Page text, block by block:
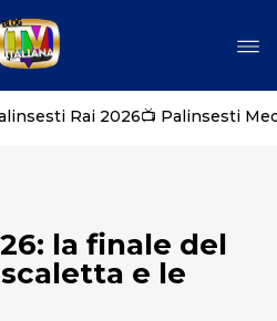
Rai 2026📺 Palinsesti
la finale del
e le